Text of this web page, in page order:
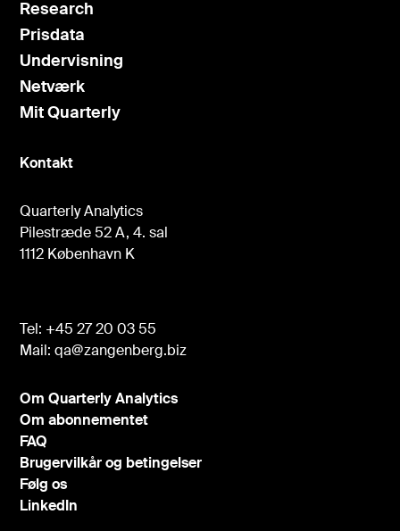
Research
Prisdata
Undervisning
Netværk
Mit Quarterly
Kontakt
Quarterly Analytics
Pilestræde 52 A, 4. sal
1112 København K
Tel: +45 27 20 03 55
Mail:qa@zangenberg.biz
Om Quarterly Analytics
Om abonnementet
FAQ
Brugervilkår og betingelser
Følg os
LinkedIn